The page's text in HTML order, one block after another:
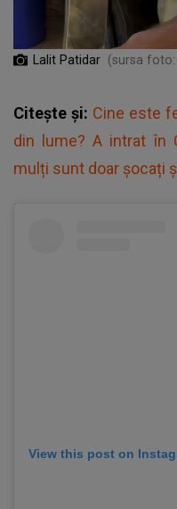
Lalit Patidar (sursa
Citește și: Cine este
din lume? A intrat în
mulți sunt doar șocați
View this post on